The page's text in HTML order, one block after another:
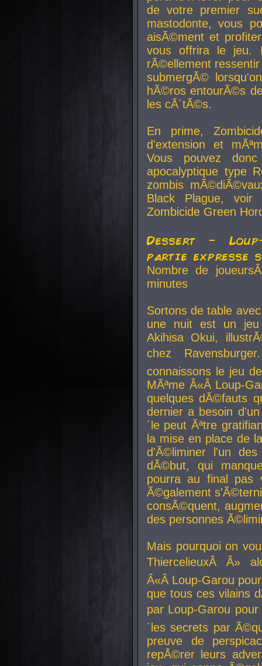
de votre premier
mastodonte, vous
aisÃ©ment et
vous offrira le jeu.
rÃ©ellement
submergÃ©
hÃ©ros entourÃ©s
les cÃ´tÃ©s.
En prime,
d'extension et
Vous pouvez
apocalyptique type
zombis
Black Plague,
Zombicide Green
Dessert -
partie expresse
Nombre de
minutes
Sortons de table
une nuit est un
Akihisa Okui,
chez
connaissons le jeu
MÃªme Â«Â Loup-
quelques dÃ©fauts
dernier a besoin
´le peut Ãªtre
la mise en place de
d'Ã©liminer l'un
dÃ©but, qui
pourra au final pas
Ã©galement
consÃ©quent,
des personnes
Mais pourquoi on
ThiercelieuxÂ Â»
Â«Â Loup-Garou
que tous ces vilains
par Loup-Garou
´les secrets par
preuve de
repÃ©rer leurs